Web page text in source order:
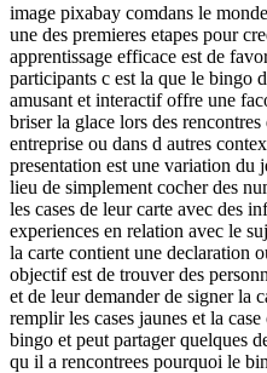
image pixabay comdans le
une des premieres etapes pour
apprentissage efficace est de
participants c est la que le bingo
amusant et interactif offre une
briser la glace lors des
entreprise ou dans d autres
presentation est une variation du
lieu de simplement cocher des
les cases de leur carte avec des
experiences en relation avec le
la carte contient une declaration
objectif est de trouver des
et de leur demander de signer la
remplir les cases jaunes et la
bingo et peut partager quelques
qu il a rencontrees pourquoi le